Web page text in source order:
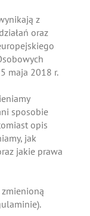
z
oraz
maja 2018 r.
sposobie
opis
jak
jakie prawa
zmienioną